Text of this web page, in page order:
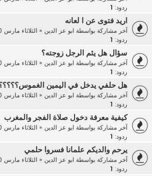
ردود:
اريد فتوى عن ا لعانه
آخر مشاركة بواسطة ابو عز الدين« الثلاثاء مارس 30, 2010 6:16 pm
ردود:
سؤال هل يئم الرجل زوجته؟
آخر مشاركة بواسطة ابو عز الدين« الثلاثاء مارس 30, 2010 6:14 pm
ردود:
هل حلفي يدخل في اليمين الغموس؟؟؟؟؟
آخر مشاركة بواسطة ابو عز الدين« الثلاثاء مارس 30, 2010 6:13 pm
ردود:
كيفية معرفة دخول صلاة الفجر والمغرب
آخر مشاركة بواسطة ابو عز الدين« الثلاثاء مارس 30, 2010 6:12 pm
ردود:
يرحم والديكم علمانا فسروا حلمي
آخر مشاركة بواسطة ابو عز الدين« الثلاثاء مارس 30, 2010 6:11 pm
ردود: